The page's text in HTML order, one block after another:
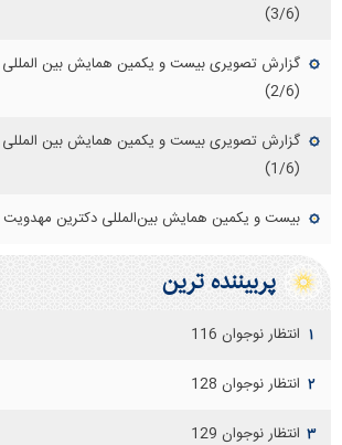
(3/6)
گزارش تصویری بیست و یکمین همایش بین
(2/6)
گزارش تصویری بیست و یکمین همایش بین
(1/6)
بیست و یکمین همایش بین‌المللی دکترین مهدویت
پربيننده ترين
۱ انتظار نوجوان 116
۲ انتظار نوجوان 128
۳ انتظار نوجوان 129